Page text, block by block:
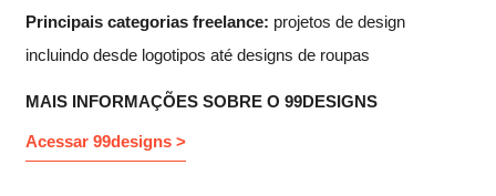
Principais categorias freelance: projetos de design
incluindo desde logotipos até designs de roupas
MAIS INFORMAÇÕES SOBRE O 99DESIGNS
Acessar 99designs >